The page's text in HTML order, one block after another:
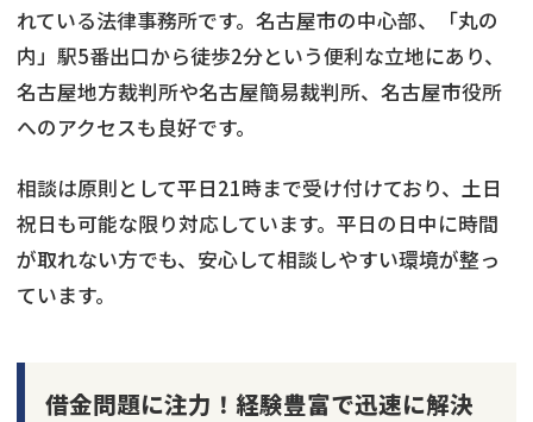
れている法律事務所です。名古屋市の中心部、「丸の
内」駅5番出口から徒歩2分という便利な立地にあり、
名古屋地方裁判所や名古屋簡易裁判所、名古屋市役所
へのアクセスも良好です。
相談は原則として平日21時まで受け付けており、土日
祝日も可能な限り対応しています。平日の日中に時間
が取れない方でも、安心して相談しやすい環境が整っ
ています。
借金問題に注力！経験豊富で迅速に解決